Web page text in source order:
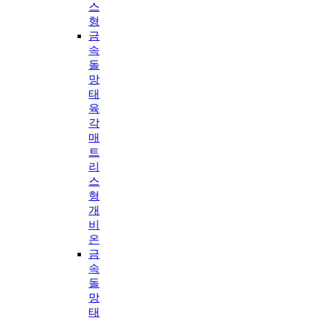
스
형
금
속
돌
망
태
육
각
매
트
리
스
형
개
비
온
금
속
돌
망
태